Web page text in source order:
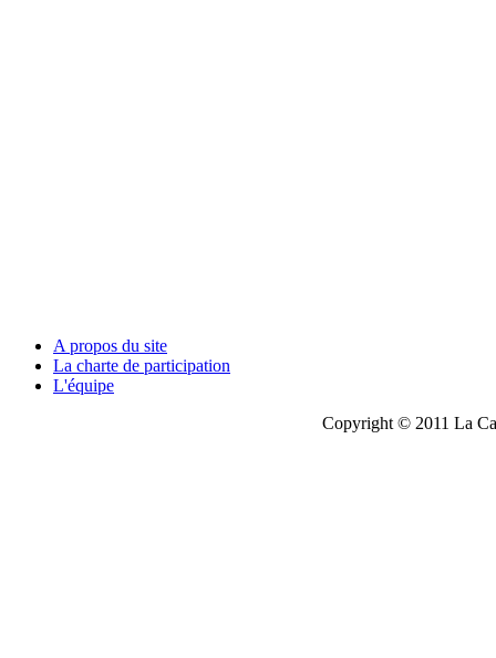
A propos du site
La charte de participation
L'équipe
Copyright © 2011 La